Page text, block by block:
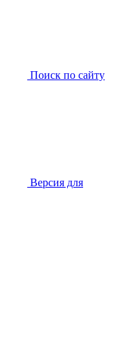
Поиск по сайту
Версия для